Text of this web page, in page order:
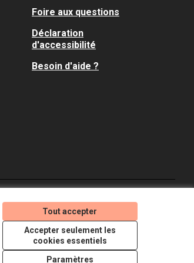
Tout accepter
Accepter seulement les
cookies essentiels
Paramètres
Foire aux questions
Déclaration
d'accessibilité
Besoin d'aide ?
(Lien externe)
(Lien externe)
(Lien externe)
Licence Creative
(Lien externe)